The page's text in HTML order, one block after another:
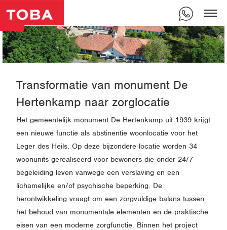
Transformatie van monument De
Hertenkamp naar zorglocatie
Het gemeentelijk monument De Hertenkamp uit 1939 krijgt
een nieuwe functie als abstinentie woonlocatie voor het
Leger des Heils. Op deze bijzondere locatie worden 34
woonunits gerealiseerd voor bewoners die onder 24/7
begeleiding leven vanwege een verslaving en een
lichamelijke en/of psychische beperking. De
herontwikkeling vraagt om een zorgvuldige balans tussen
het behoud van monumentale elementen en de praktische
eisen van een moderne zorgfunctie. Binnen het project